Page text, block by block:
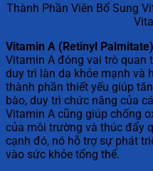
Thành Phần Viên Bổ Sung
Vitamin A (Retinyl Palmitate)
Vitamin A đóng vai trò quan
duy trì làn da khỏe mạnh và
thành phần thiết yếu giúp
bào, duy trì chức năng của
Vitamin A cũng giúp chống
của môi trường và thúc đẩy
cạnh đó, nó hỗ trợ sự phát
vào sức khỏe tổng thể.